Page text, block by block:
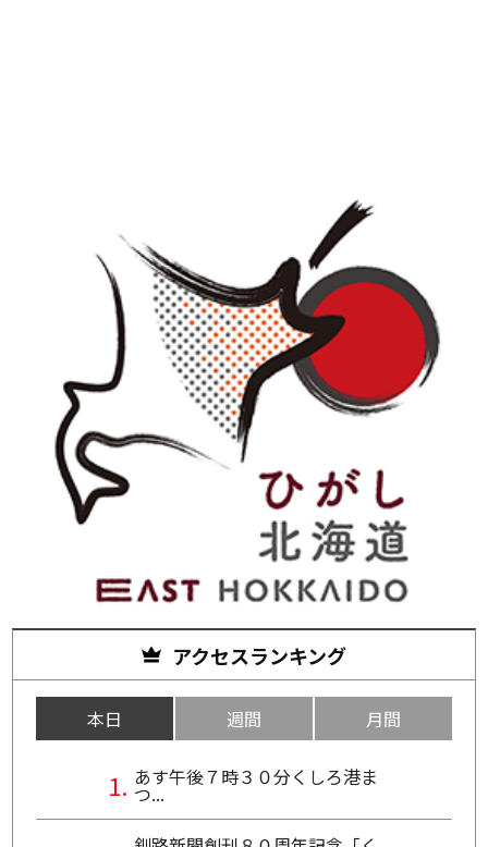
アクセスランキング
本日 週間 月間
あす午後７時３０分くしろ港ま
つ...